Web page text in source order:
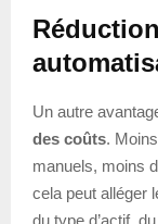
Un autre
des coûts.
manuels, moins
cela peut alléger
du type d’actif,